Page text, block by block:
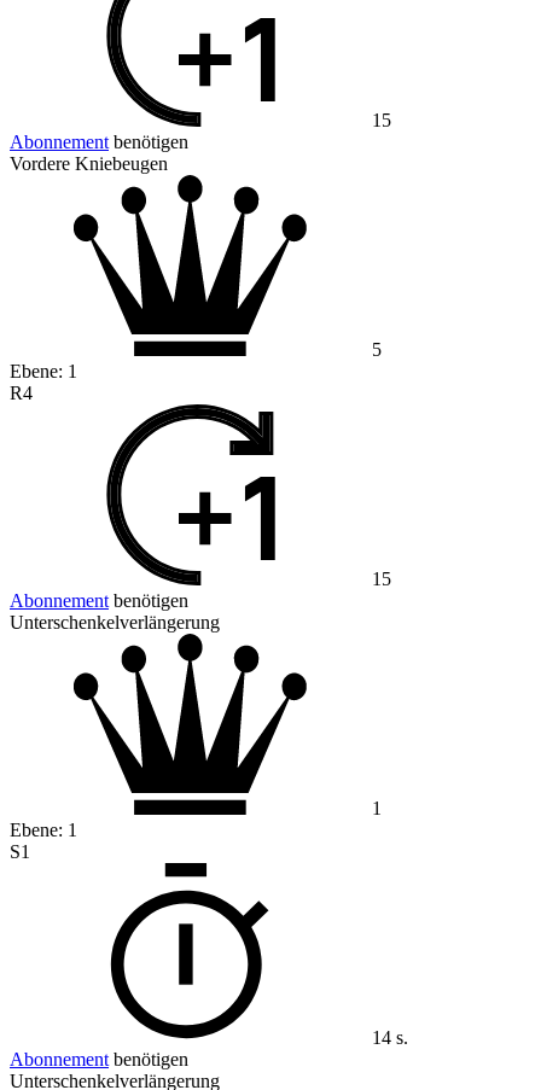
15
Abonnement benötigen
Vordere Kniebeugen
5
Ebene: 1
R4
15
Abonnement benötigen
Unterschenkelverlängerung
1
Ebene: 1
S1
14 s.
Abonnement benötigen
Unterschenkelverlängerung